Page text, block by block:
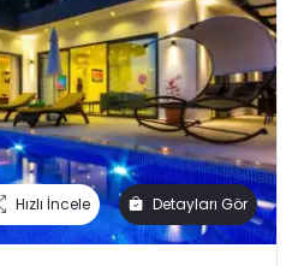
Hızlı İncele Detayları Gör